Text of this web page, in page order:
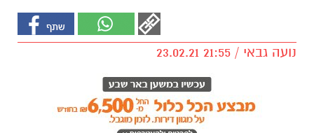
נועה גבאי / 21:55 23.02.21